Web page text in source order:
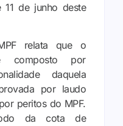
de junho deste
relata que o
composto por
daquela
por laudo
peritos do MPF.
da cota de